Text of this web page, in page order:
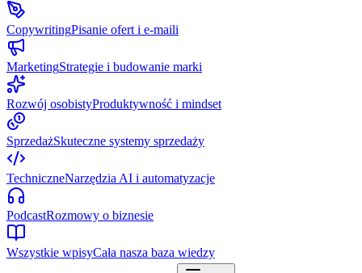
CopywritingPisanie ofert i e-maili
MarketingStrategie i budowanie marki
Rozwój osobistyProduktywność i mindset
SprzedażSkuteczne systemy sprzedaży
TechniczneNarzędzia AI i automatyzacje
PodcastRozmowy o biznesie
Wszystkie wpisyCała nasza baza wiedzy